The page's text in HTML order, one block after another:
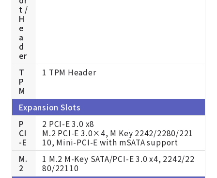
t /
H
e
a
d
er
T
P
M
1 TPM Header
Expansion Slots
P
CI
-E
2 PCI-E 3.0 x8
M.2 PCI-E 3.0×4, M Key 2242/2280/221
10, Mini-PCI-E with mSATA support
M.
2
1 M.2 M-Key SATA/PCI-E 3.0 x4, 2242/22
80/22110